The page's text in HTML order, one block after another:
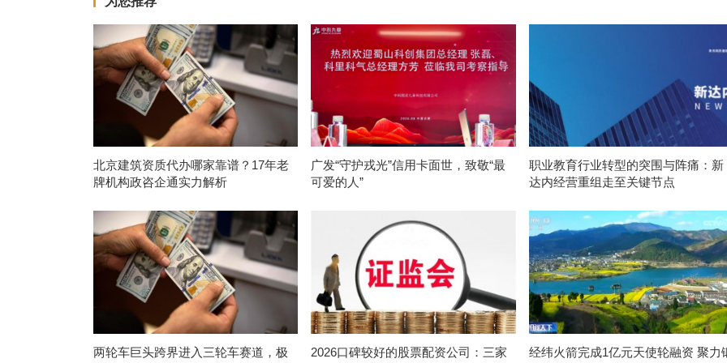
北京建筑资质代办哪家靠谱？17年老
牌机构政咨企通实力解析
广发“守护戎光”信用卡面世，致敬“最
可爱的人”
职业教育行业转型的突围与阵痛：新
达内经营重组走至关键节点
两轮车巨头跨界进入三轮车赛道，极
2026口碑较好的股票配资公司：三家
经纬火箭完成1亿元天使轮融资 聚力